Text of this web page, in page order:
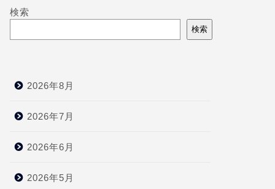
検索
検索
2026年8月
2026年7月
2026年6月
2026年5月